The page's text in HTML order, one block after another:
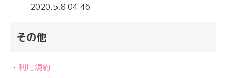
2020.5.8 04:46
その他
・ 利用規約